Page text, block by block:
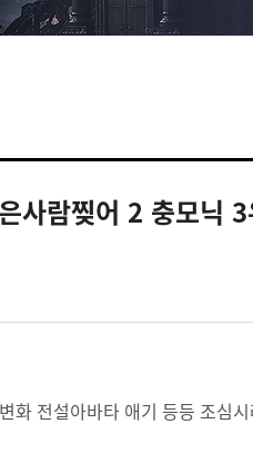
사람찢어 2 충모닉
화 전설아바타 애기 등등 조심